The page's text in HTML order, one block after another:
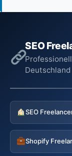
SEO
Deutschland